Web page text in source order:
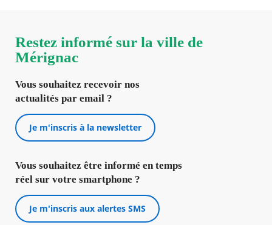
Restez informé sur la ville de
Mérignac
Vous souhaitez recevoir nos
actualités par email ?
Je m'inscris à la newsletter
Vous souhaitez être informé en temps
réel sur votre smartphone ?
Je m'inscris aux alertes SMS